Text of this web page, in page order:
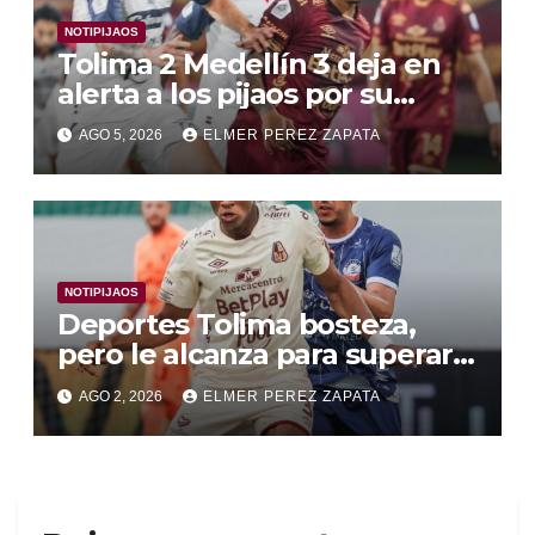
NOTIPIJAOS
Tolima 2 Medellín 3 deja en
alerta a los pijaos por su
fútbol irregular
AGO 5, 2026 ELMER PEREZ ZAPATA
NOTIPIJAOS
Deportes Tolima bosteza,
pero le alcanza para superar a
Alianza Valledupar 2 A 1
AGO 2, 2026 ELMER PEREZ ZAPATA